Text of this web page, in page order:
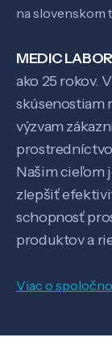
na slovenskom
MEDIC LABOR
ako 25 rokov.
skúsenostiam
výzvam
Našim cieľom
zlepšiť
schopnosť
produktov a
Viac o